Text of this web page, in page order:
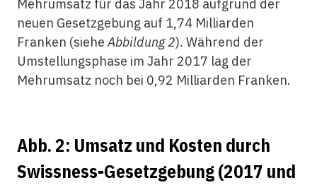
Mehrumsatz für das Jahr 2018 aufgrund der
neuen Gesetzgebung auf 1,74 Milliarden
Franken (sieheAbbildung 2). Während der
Umstellungsphase im Jahr 2017 lag der
Mehrumsatz noch bei 0,92 Milliarden Franken.
Abb. 2: Umsatz und Kosten durch
Swissness-Gesetzgebung (2017 und